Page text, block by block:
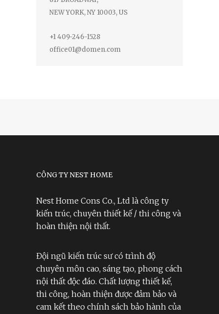
NEW YORK, NY 10003, US
+1 409-246-1528
office01@domen.com
CÔNG TY NEST HOME
Nest Home Cons Co., Ltd là công ty
kiến trúc, chuyên thiết kế / thi công và
hoàn thiện nội thất.
Đội ngũ kiến trúc sư có trình độ
chuyên môn cao, sáng tạo, phong cách
nội thất độc đáo. Chất lượng thiết kế,
thi công, hoàn thiện được đảm bảo và
cam kết theo chính sách bảo hành của